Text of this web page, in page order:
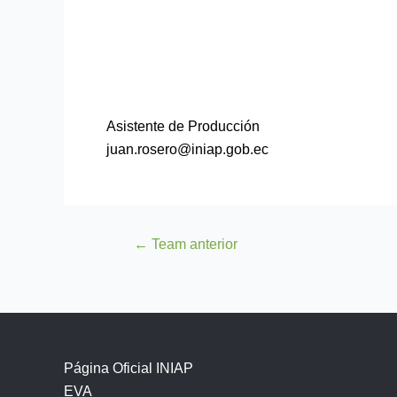
Asistente de Producción
juan.rosero@iniap.gob.ec
← Team anterior
Página Oficial INIAP
EVA